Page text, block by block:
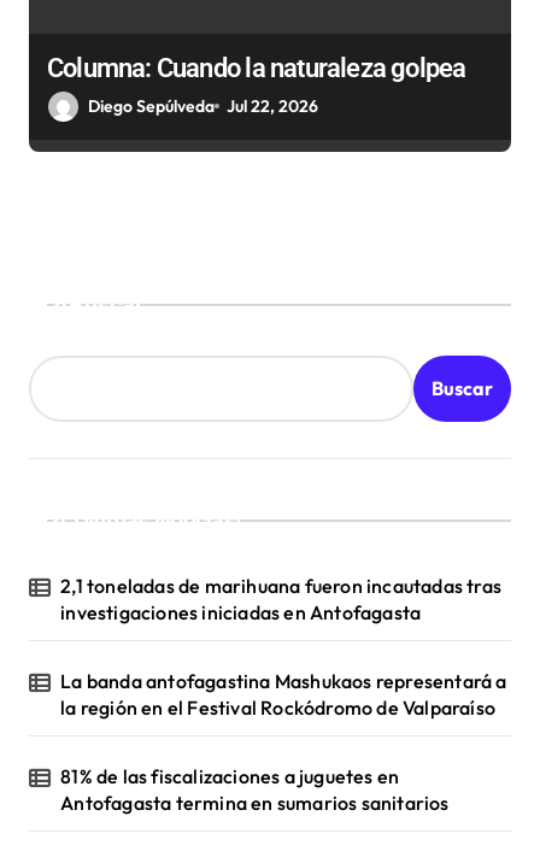
Columna: Cuando la naturaleza golpea
Diego Sepúlveda Jul 22, 2026
Buscar
Buscar
¡Ultimas Noticias!
2,1 toneladas de marihuana fueron incautadas tras
investigaciones iniciadas en Antofagasta
La banda antofagastina Mashukaos representará a
la región en el Festival Rockódromo de Valparaíso
81% de las fiscalizaciones a juguetes en
Antofagasta termina en sumarios sanitarios